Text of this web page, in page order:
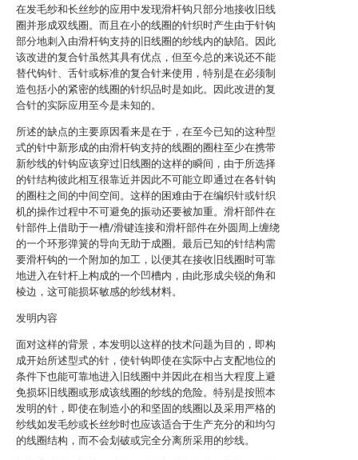
在发毛纱和长丝纱的应用中发现滑杆钩只部分地接收旧线
圈并形成双线圈。而且在小的线圈的针织时产生由于针钩
部分地刺入由滑杆钩支持的旧线圈的纱线内的缺陷。因此
该改进的复合针虽然其具有优点，但至今总的来说还不能
替代钩针、舌针或标准的复合针来使用，特别是在必须制
造包括小的紧密的线圈的针织品时是如此。因此改进的复
合针的实际应用至今是未知的。
所述的缺点的主要原因看来是在于，在至今已知的这种型
式的针中新形成的由滑杆钩支持的线圈的圈柱至少在携带
新纱线的针钩应该穿过旧线圈的这样的瞬间，由于所选择
的针结构彼此相互很靠近并因此不可能立即通过在各针钩
的圈柱之间的中间空间。这样的困难由于在编织针或针织
机的操作过程中不可避免的振动还要被加重。滑杆部件在
针部件上借助于一槽/滑键连接和滑杆部件在外圆周上缠绕
的一个环形弹簧的导向无助于成圈。最后已知的针结构需
要滑杆钩的一个附加的加工，以便其在接收旧线圈时可靠
地进入在针杆上构成的一个凹槽内，由此形成尖锐的角和
棱边，这可能损坏敏感的纱线材料。
发明内容
面对这样的背景，本发明以这样的技术问题为目的，即构
成开始所述型式的针，使针钩即使在实际中占支配地位的
条件下也能可靠地进入旧线圈中并因此在相当大程度上避
免损坏旧线圈或形成该线圈的纱线的危险。特别是按照本
发明的针，即使在制造小的和坚固的线圈以及采用严格的
纱线如发毛纱或长丝纱时也应该适合于生产充分的和均匀
的线圈结构，而不会划破或完全分离所采用的纱线。